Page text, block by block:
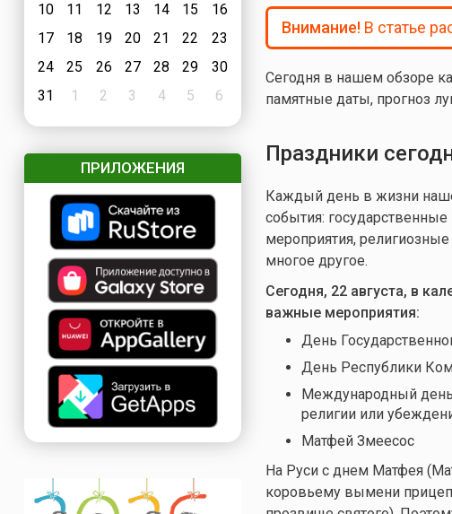
10
11 12 13 14 15
16
17
18 19 20 21 22
23
24
25 26 27 28 29
30
31
1 2 3 4 5 6
ПРИЛОЖЕНИЯ
Внимание!В статье
Сегодня в нашем обзоре
памятные даты, прогноз
Праздники
Каждый день в жизни
события:
мероприятия,
многое другое.
Сегодня, 22 августа, в
важные мероприятия:
День
День Республики
Международный день
религии или
Матфей Змеесос
На Руси с днем Матфея
коровьему вымени